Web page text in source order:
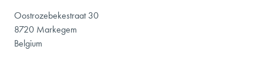
Oostrozebekestraat 30
8720 Markegem
Belgium